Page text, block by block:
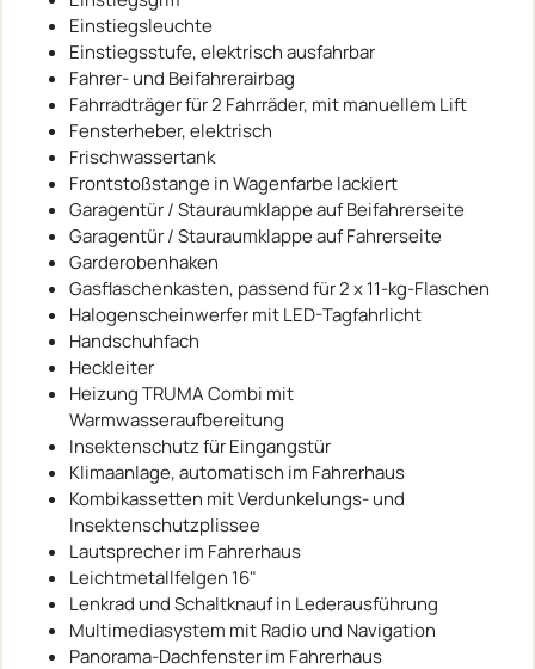
Einstiegsleuchte
Einstiegsstufe, elektrisch ausfahrbar
Fahrer- und Beifahrerairbag
Fahrradträger für 2 Fahrräder, mit manuellem Lift
Fensterheber, elektrisch
Frischwassertank
Frontstoßstange in Wagenfarbe lackiert
Garagentür / Stauraumklappe auf Beifahrerseite
Garagentür / Stauraumklappe auf Fahrerseite
Garderobenhaken
Gasflaschenkasten, passend für 2 x 11-kg-Flaschen
Halogenscheinwerfer mit LED-Tagfahrlicht
Handschuhfach
Heckleiter
Heizung TRUMA Combi mit
Warmwasseraufbereitung
Insektenschutz für Eingangstür
Klimaanlage, automatisch im Fahrerhaus
Kombikassetten mit Verdunkelungs- und
Insektenschutzplissee
Lautsprecher im Fahrerhaus
Leichtmetallfelgen 16"
Lenkrad und Schaltknauf in Lederausführung
Multimediasystem mit Radio und Navigation
Panorama-Dachfenster im Fahrerhaus